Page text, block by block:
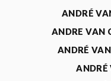
ANDRÉ
ANDRE VAN
ANDRÉ
ANDRÉ